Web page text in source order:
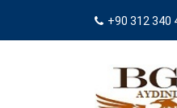
+90 312 340